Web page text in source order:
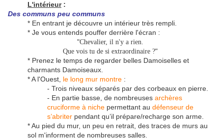
L'intérieur:
Des communs peu communs
* En entrant je découvre un intérieur très rempli.
* Je vous entends pouffer derrière l'écran :
"Chevalier, il n'y a rien.
Que vois tu de si extraordinaire ?"
* Prenez le temps de regarder belles Damoiselles et
charmants Damoiseaux.
* A l'Ouest, le long mur montre :
- Trois niveaux séparés par des corbeaux en pierre.
- En partie basse, de nombreuses archères
cruciforme à niche permettant au défenseur de
s’abriter pendant qu’il prépare/recharge son arme.
* Au pied du mur, un peu en retrait, des traces de murs au
sol m'informent de nombreuses salles.